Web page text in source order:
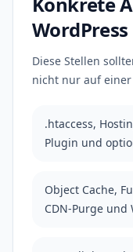
WordPress
Diese Stellen
nicht nur auf
.htaccess,
Plugin und
Object Cache,
CDN-Purge und